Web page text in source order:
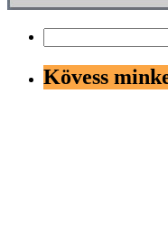
Kövess